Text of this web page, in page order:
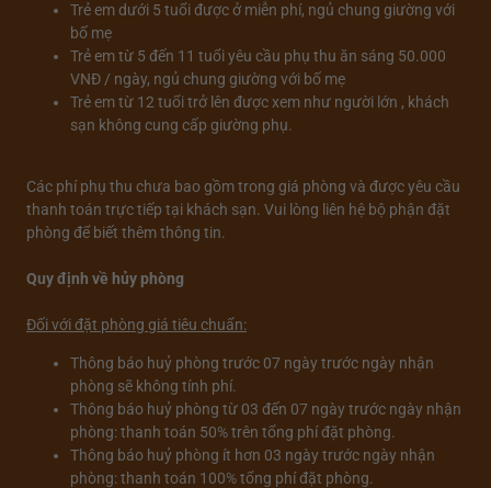
Trẻ em dưới 5 tuổi được ở miễn phí, ngủ chung giường với
bố mẹ
Trẻ em từ 5 đến 11 tuổi yêu cầu phụ thu ăn sáng 50.000
VNĐ / ngày, ngủ chung giường với bố mẹ
Trẻ em từ 12 tuổi trở lên được xem như người lớn , khách
sạn không cung cấp giường phụ.
Các phí phụ thu chưa bao gồm trong giá phòng và được yêu cầu
thanh toán trực tiếp tại khách sạn. Vui lòng liên hệ bộ phận đặt
phòng để biết thêm thông tin.
Quy định về hủy phòng
Đối với đặt phòng giá tiêu chuẩn:
Thông báo huỷ phòng trước 07 ngày trước ngày nhận
phòng sẽ không tính phí.
Thông báo huỷ phòng từ 03 đến 07 ngày trước ngày nhận
phòng: thanh toán 50% trên tổng phí đặt phòng.
Thông báo huỷ phòng ít hơn 03 ngày trước ngày nhận
phòng: thanh toán 100% tổng phí đặt phòng.